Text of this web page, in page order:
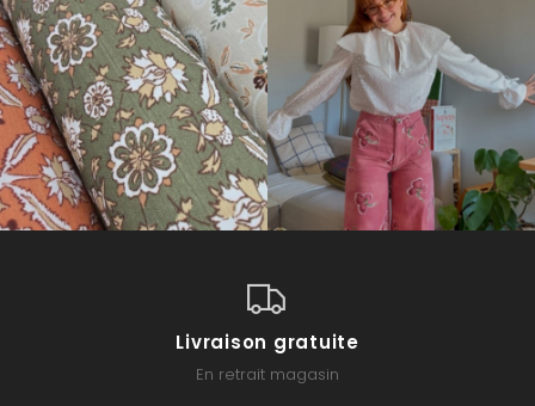
Livraison gratuite
En retrait magasin